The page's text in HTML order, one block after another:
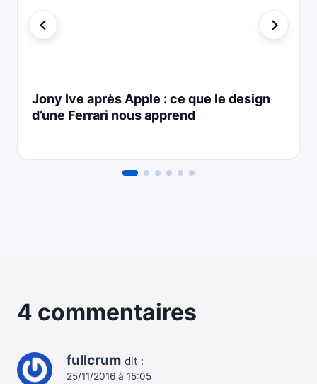
Jony Ive après Apple : ce que le design
d’une Ferrari nous apprend
4 commentaires
fullcrum dit :
25/11/2016 à 15:05